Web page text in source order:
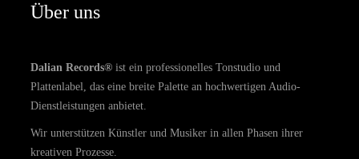
Über uns
Dalian Records® ist ein professionelles Tonstudio und
Plattenlabel, das eine breite Palette an hochwertigen Audio-
Dienstleistungen anbietet.
Wir unterstützen Künstler und Musiker in allen Phasen ihrer
kreativen Prozesse.